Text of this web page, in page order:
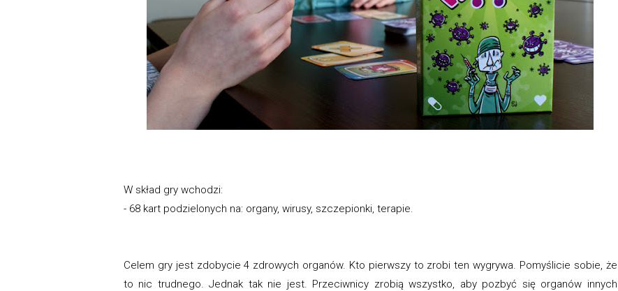
W skład gry wchodzi:
- 68 kart podzielonych na: organy, wirusy, szczepionki, terapie.
Celem gry jest zdobycie 4 zdrowych organów. Kto pierwszy to zrobi ten wygrywa. Pomyślicie sobie, że
to nic trudnego. Jednak tak nie jest. Przeciwnicy zrobią wszystko, aby pozbyć się organów innych